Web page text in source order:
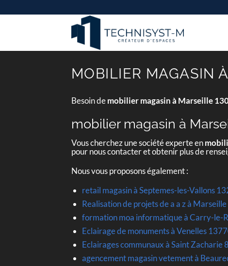
au
MOBILIER MAGASIN
Besoin demobilier magasin à Marseille
mobilier magasin à
Vous cherchez une société experte en
pour nous contacter et obtenir plus de
Nous vous proposons également :
retail magasin à Septemes-les-Vallons
Realisation de projets de a a z à
formation moa informatique à Carry-le-
Eclairage de monuments à Venelles
Eclairages communaux à Saint Zacharie
agencement magasin vetement à